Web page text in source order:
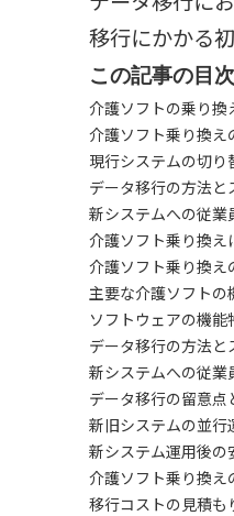
移行にかかる
この記事の目次
介護ソフトの乗り換
介護ソフト乗り換え
現行システムの切り
データ移行の方法と
新システムへの従業
介護ソフト乗り換え
介護ソフト乗り換え
主要な介護ソフトの
ソフトウェアの機
データ移行の方法と
新システムへの従業
データ移行の留意
新旧システムの並行
新システム運用後の
介護ソフト乗り換え
移行コストの見積も